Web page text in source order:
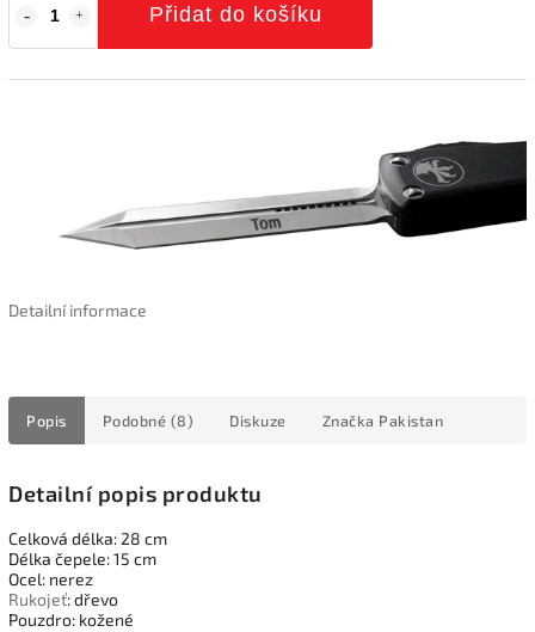
Přidat do košíku
Detailní informace
Popis Podobné (8) Diskuze Značka Pakistan
Detailní popis produktu
Celková délka: 28 cm
Délka čepele: 15 cm
Ocel: nerez
Rukojeť: dřevo
Pouzdro: kožené